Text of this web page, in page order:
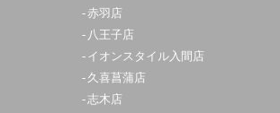
赤羽店
八王子店
イオンスタイル入間店
久喜菖蒲店
志木店